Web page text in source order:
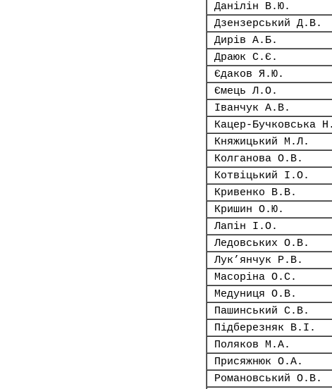
Данілін В.Ю.
Дзензерський Д.В.
Дирів А.Б.
Драюк С.Є.
Єдаков Я.Ю.
Ємець Л.О.
Іванчук А.В.
Кацер-Бучковська
Княжицький М.Л.
Колганова О.В.
Котвіцький І.О.
Кривенко В.В.
Кришин О.Ю.
Лапін І.О.
Ледовських О.В.
Лук’янчук Р.В.
Масоріна О.С.
Медуниця О.В.
Пашинський С.В.
Підберезняк В.І.
Поляков М.А.
Присяжнюк О.А.
Романовський О.В.